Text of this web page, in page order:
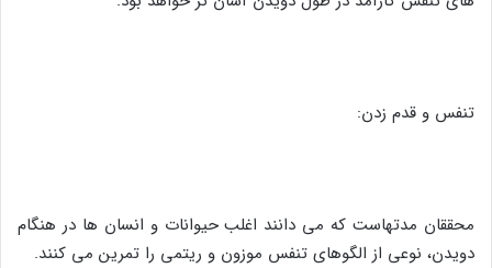
تنفس و قدم زدن:
محققان مدتهاست که می دانند اغلب حیوانات و انسان ها در هنگام
دویدن، نوعی از الگوهای تنفس موزون و ریتمی را تمرین می کنند.